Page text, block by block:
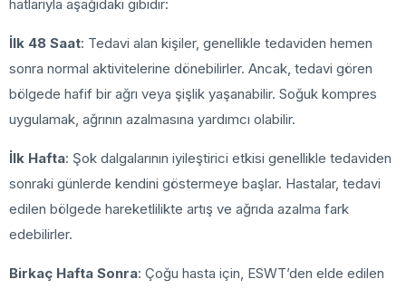
hatlarıyla aşağıdaki gibidir:
İlk 48 Saat: Tedavi alan kişiler, genellikle tedaviden hemen
sonra normal aktivitelerine dönebilirler. Ancak, tedavi gören
bölgede hafif bir ağrı veya şişlik yaşanabilir. Soğuk kompres
uygulamak, ağrının azalmasına yardımcı olabilir.
İlk Hafta: Şok dalgalarının iyileştirici etkisi genellikle tedaviden
sonraki günlerde kendini göstermeye başlar. Hastalar, tedavi
edilen bölgede hareketlilikte artış ve ağrıda azalma fark
edebilirler.
Birkaç Hafta Sonra: Çoğu hasta için, ESWT’den elde edilen